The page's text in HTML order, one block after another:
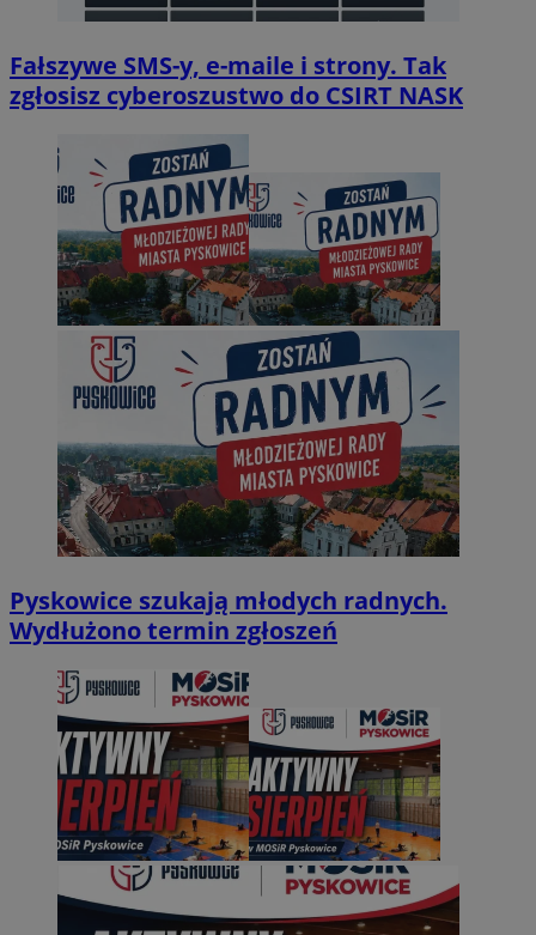
Fałszywe SMS-y, e-maile i strony. Tak
zgłosisz cyberoszustwo do CSIRT NASK
Pyskowice szukają młodych radnych.
Wydłużono termin zgłoszeń